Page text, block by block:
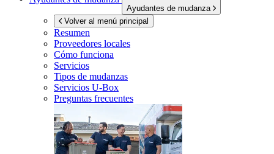
Ayudantes de mudanza
Volver al menú principal
Resumen
Proveedores locales
Cómo funciona
Servicios
Tipos de mudanzas
Servicios U-Box
Preguntas frecuentes